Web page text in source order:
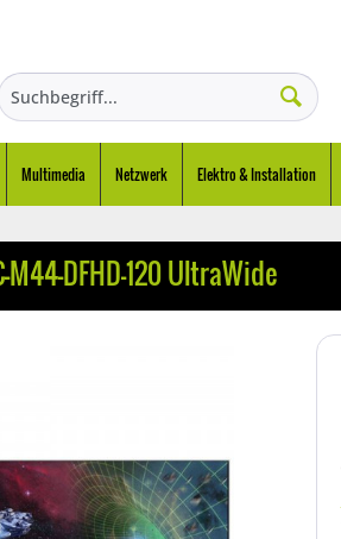
Multimedia Netzwerk Elektro & Installation
DFHD-120 UltraWide